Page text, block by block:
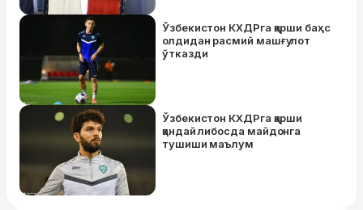
Ўзбекистон КХДРга қарши баҳс
олдидан расмий машғулот
ўтказди
Ўзбекистон КХДРга қарши
қандай либосда майдонга
тушиши маълум